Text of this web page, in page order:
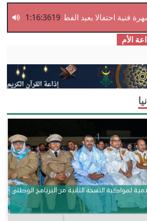
فنية احتفالا بعيد الفطر المبارك
1:16:3619
الأم
لمواكبة النسخة الثانية من البرنامج الوطني